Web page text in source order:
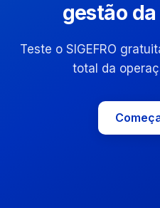
gestão
Teste o SIGEFRO
total da